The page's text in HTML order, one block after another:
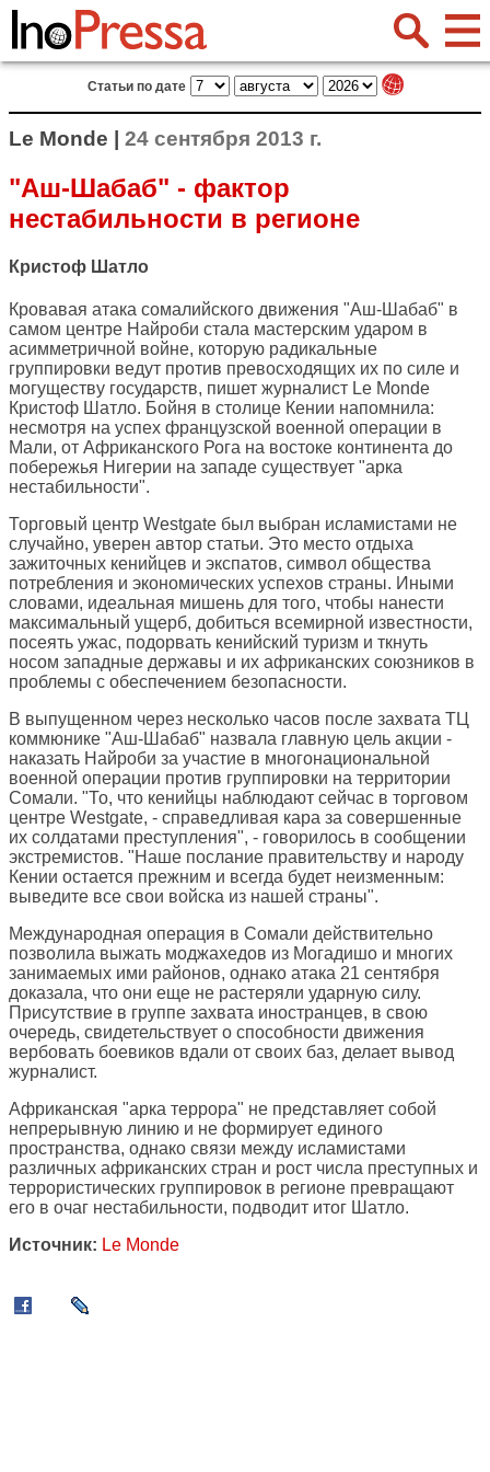
Статьи по дате
Le Monde | 24 сентября 2013 г.
"Аш-Шабаб" - фактор
нестабильности в регионе
Кристоф Шатло
Кровавая атака сомалийского движения "Аш-Шабаб" в
самом центре Найроби стала мастерским ударом в
асимметричной войне, которую радикальные
группировки ведут против превосходящих их по силе и
могуществу государств, пишет журналист Le Monde
Кристоф Шатло. Бойня в столице Кении напомнила:
несмотря на успех французской военной операции в
Мали, от Африканского Рога на востоке континента до
побережья Нигерии на западе существует "арка
нестабильности".
Торговый центр Westgate был выбран исламистами не
случайно, уверен автор статьи. Это место отдыха
зажиточных кенийцев и экспатов, символ общества
потребления и экономических успехов страны. Иными
словами, идеальная мишень для того, чтобы нанести
максимальный ущерб, добиться всемирной известности,
посеять ужас, подорвать кенийский туризм и ткнуть
носом западные державы и их африканских союзников в
проблемы с обеспечением безопасности.
В выпущенном через несколько часов после захвата ТЦ
коммюнике "Аш-Шабаб" назвала главную цель акции -
наказать Найроби за участие в многонациональной
военной операции против группировки на территории
Сомали. "То, что кенийцы наблюдают сейчас в торговом
центре Westgate, - справедливая кара за совершенные
их солдатами преступления", - говорилось в сообщении
экстремистов. "Наше послание правительству и народу
Кении остается прежним и всегда будет неизменным:
выведите все свои войска из нашей страны".
Международная операция в Сомали действительно
позволила выжать моджахедов из Могадишо и многих
занимаемых ими районов, однако атака 21 сентября
доказала, что они еще не растеряли ударную силу.
Присутствие в группе захвата иностранцев, в свою
очередь, свидетельствует о способности движения
вербовать боевиков вдали от своих баз, делает вывод
журналист.
Африканская "арка террора" не представляет собой
непрерывную линию и не формирует единого
пространства, однако связи между исламистами
различных африканских стран и рост числа преступных и
террористических группировок в регионе превращают
его в очаг нестабильности, подводит итог Шатло.
Источник: Le Monde